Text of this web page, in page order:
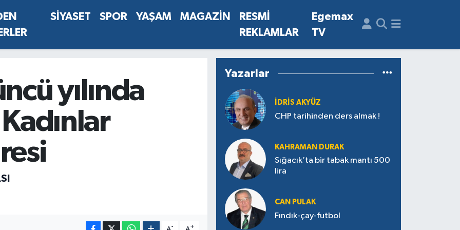
SİYASET SPOR YAŞAM MAGAZİN
RESMİ
REKLAMLAR
Egemax
TV
yılında
- +
Yazarlar
İDRIS AKYÜZ
CHP tarihinden ders almak !
KAHRAMAN DURAK
Sığacık’ta bir tabak mantı 500
lira
CAN PULAK
Fındık-çay-futbol